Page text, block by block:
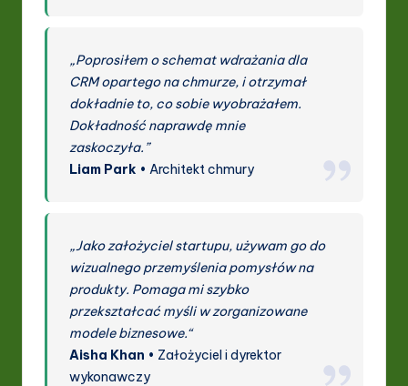
„Poprosiłem o schemat wdrażania dla
CRM opartego na chmurze, i otrzymał
dokładnie to, co sobie wyobrażałem.
Dokładność naprawdę mnie
zaskoczyła.”
Liam Park • Architekt chmury
„Jako założyciel startupu, używam go do
wizualnego przemyślenia pomysłów na
produkty. Pomaga mi szybko
przekształcać myśli w zorganizowane
modele biznesowe.“
Aisha Khan • Założyciel i dyrektor
wykonawczy